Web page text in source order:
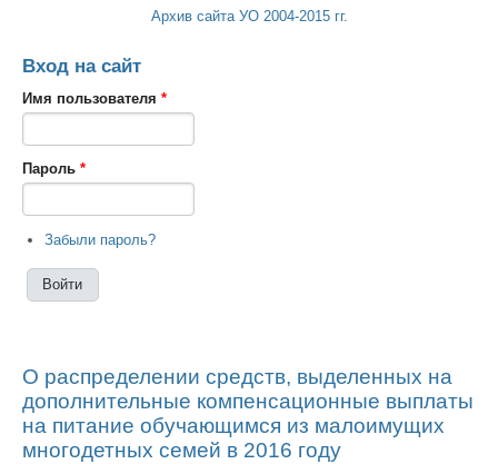
Архив сайта УО 2004-2015 гг.
Вход на сайт
Имя пользователя *
Пароль *
Забыли пароль?
О распределении средств, выделенных на
дополнительные компенсационные выплаты
на питание обучающимся из малоимущих
многодетных семей в 2016 году